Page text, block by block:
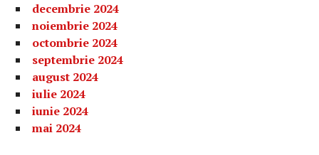
decembrie 2024
noiembrie 2024
octombrie 2024
septembrie 2024
august 2024
iulie 2024
iunie 2024
mai 2024